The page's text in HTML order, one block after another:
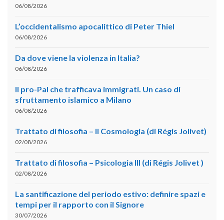
06/08/2026
L’occidentalismo apocalittico di Peter Thiel
06/08/2026
Da dove viene la violenza in Italia?
06/08/2026
Il pro-Pal che trafficava immigrati. Un caso di
sfruttamento islamico a Milano
06/08/2026
Trattato di filosofia – II Cosmologia (di Régis Jolivet)
02/08/2026
Trattato di filosofia – Psicologia III (di Régis Jolivet )
02/08/2026
La santificazione del periodo estivo: definire spazi e
tempi per il rapporto con il Signore
30/07/2026